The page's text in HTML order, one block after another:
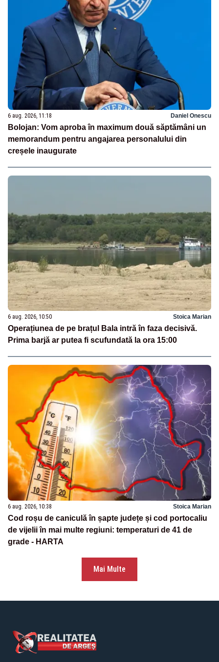
6 aug. 2026, 11:18 Daniel Onescu
Bolojan: Vom aproba în maximum două săptămâni un
memorandum pentru angajarea personalului din
creșele inaugurate
6 aug. 2026, 10:50 Stoica Marian
Operațiunea de pe brațul Bala intră în faza decisivă.
Prima barjă ar putea fi scufundată la ora 15:00
6 aug. 2026, 10:38 Stoica Marian
Cod roșu de caniculă în șapte județe și cod portocaliu
de vijelii în mai multe regiuni: temperaturi de 41 de
grade - HARTA
Mai Multe